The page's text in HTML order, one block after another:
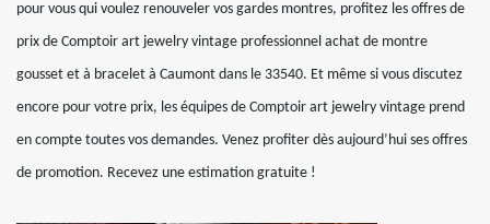
pour vous qui voulez renouveler vos gardes montres, profitez les offres de
prix de Comptoir art jewelry vintage professionnel achat de montre
gousset et à bracelet à Caumont dans le 33540. Et même si vous discutez
encore pour votre prix, les équipes de Comptoir art jewelry vintage prend
en compte toutes vos demandes. Venez profiter dès aujourd’hui ses offres
de promotion. Recevez une estimation gratuite !